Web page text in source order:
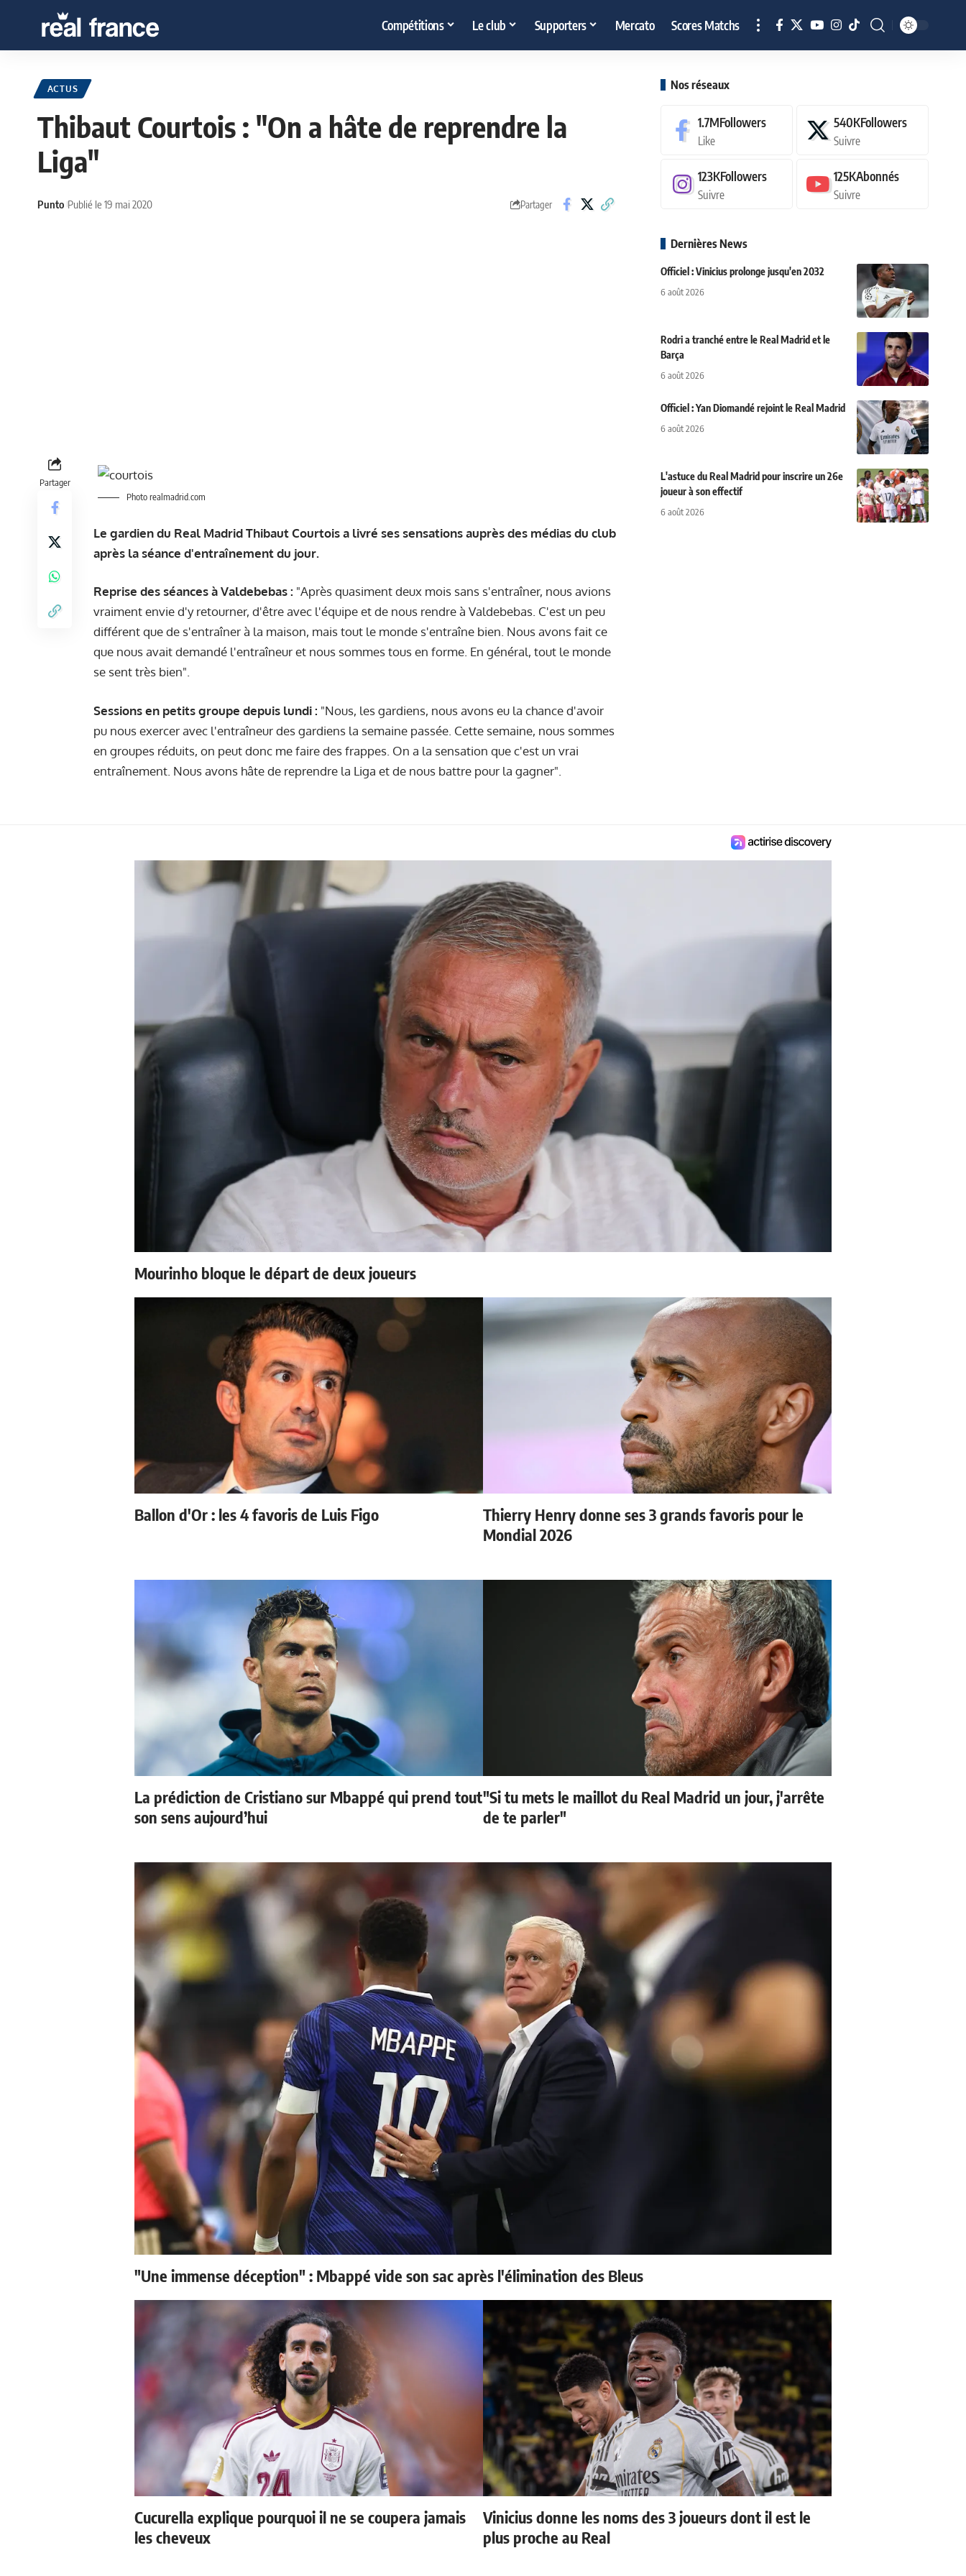
Compétitions Le club Supporters Mercato Scores Matchs
ACTUS
Thibaut Courtois : "On a hâte de reprendre la
Liga"
Punto Publié le 19 mai 2020 Partager
Partager
Photo realmadrid.com
Le gardien du Real Madrid Thibaut Courtois a livré ses sensations auprès des médias du club
après la séance d'entraînement du jour.
Reprise des séances à Valdebebas : "Après quasiment deux mois sans s'entraîner, nous avions
vraiment envie d'y retourner, d'être avec l'équipe et de nous rendre à Valdebebas. C'est un peu
différent que de s'entraîner à la maison, mais tout le monde s'entraîne bien. Nous avons fait ce
que nous avait demandé l'entraîneur et nous sommes tous en forme. En général, tout le monde
se sent très bien".
Sessions en petits groupe depuis lundi : "Nous, les gardiens, nous avons eu la chance d'avoir
pu nous exercer avec l'entraîneur des gardiens la semaine passée. Cette semaine, nous sommes
en groupes réduits, on peut donc me faire des frappes. On a la sensation que c'est un vrai
entraînement. Nous avons hâte de reprendre la Liga et de nous battre pour la gagner".
Nos réseaux
1.7MFollowers
Like
540KFollowers
Suivre
123KFollowers
Suivre
125KAbonnés
Suivre
Dernières News
Officiel : Vinicius prolonge jusqu'en 2032
6 août 2026
Rodri a tranché entre le Real Madrid et le
Barça
6 août 2026
Officiel : Yan Diomandé rejoint le Real Madrid
6 août 2026
L'astuce du Real Madrid pour inscrire un 26e
joueur à son effectif
6 août 2026
Mourinho bloque le départ de deux joueurs
Ballon d'Or : les 4 favoris de Luis Figo
Thierry Henry donne ses 3 grands favoris pour le
Mondial 2026
La prédiction de Cristiano sur Mbappé qui prend tout
son sens aujourd’hui
"Si tu mets le maillot du Real Madrid un jour, j'arrête
de te parler"
"Une immense déception" : Mbappé vide son sac après l'élimination des Bleus
Cucurella explique pourquoi il ne se coupera jamais
les cheveux
Vinicius donne les noms des 3 joueurs dont il est le
plus proche au Real